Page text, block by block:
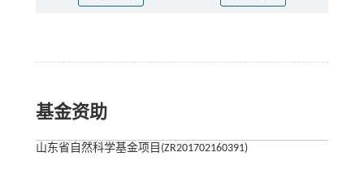
基金资助
山东省自然科学基金项目(ZR201702160391)